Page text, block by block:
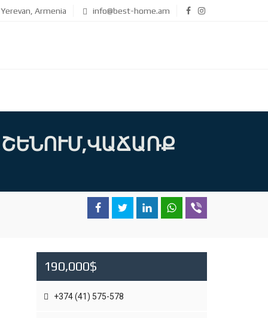
Armenia info@best-home.am
190,000$
+374 (41) 575-578